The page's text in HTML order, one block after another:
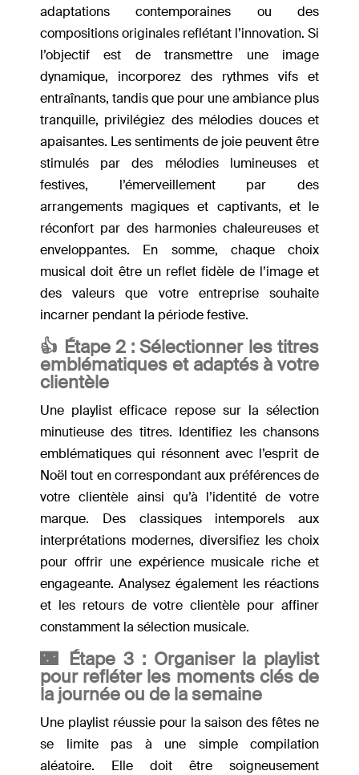
adaptations contemporaines ou des
compositions originales reflétant l’innovation. Si
l’objectif est de transmettre une image
dynamique, incorporez des rythmes vifs et
entraînants, tandis que pour une ambiance plus
tranquille, privilégiez des mélodies douces et
apaisantes. Les sentiments de joie peuvent être
stimulés par des mélodies lumineuses et
festives, l’émerveillement par des
arrangements magiques et captivants, et le
réconfort par des harmonies chaleureuses et
enveloppantes. En somme, chaque choix
musical doit être un reflet fidèle de l’image et
des valeurs que votre entreprise souhaite
incarner pendant la période festive.
👍 Étape 2 : Sélectionner les titres
emblématiques et adaptés à votre
clientèle
Une playlist efficace repose sur la sélection
minutieuse des titres. Identifiez les chansons
emblématiques qui résonnent avec l’esprit de
Noël tout en correspondant aux préférences de
votre clientèle ainsi qu’à l’identité de votre
marque. Des classiques intemporels aux
interprétations modernes, diversifiez les choix
pour offrir une expérience musicale riche et
engageante. Analysez également les réactions
et les retours de votre clientèle pour affiner
constamment la sélection musicale.
🌃 Étape 3 : Organiser la playlist
pour refléter les moments clés de
la journée ou de la semaine
Une playlist réussie pour la saison des fêtes ne
se limite pas à une simple compilation
aléatoire. Elle doit être soigneusement